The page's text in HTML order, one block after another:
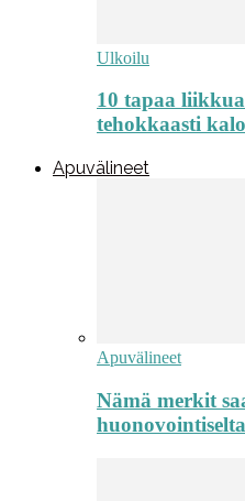
Ulkoilu
10 tapaa
tehokkaasti
Apuvälineet
Apuvälineet
Nämä merkit
huonovointiselta